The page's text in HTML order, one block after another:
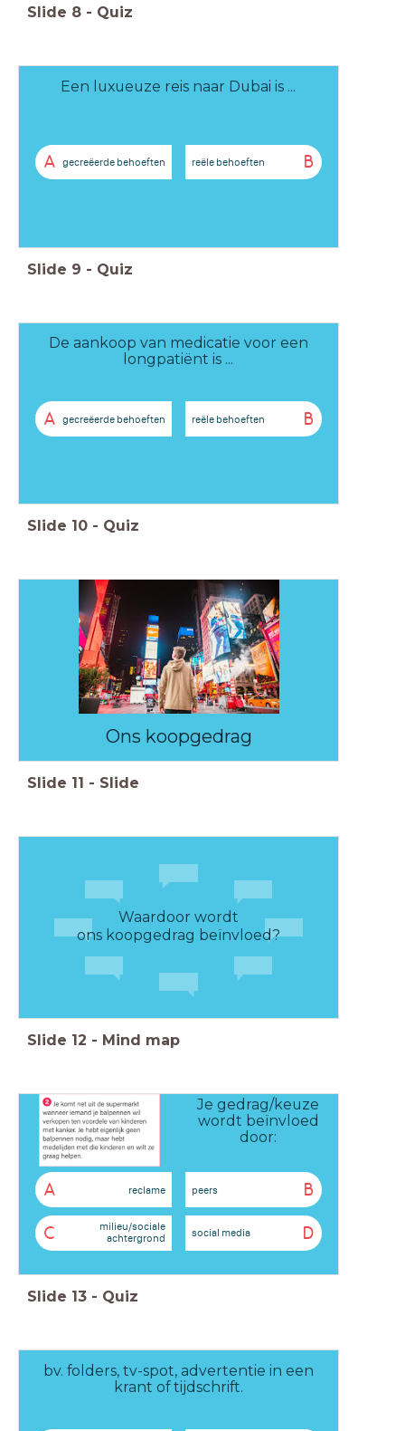
Slide 8 - Quiz
Een luxueuze reis naar Dubai is ...
A gecreëerde behoeften B
reële behoeften
Slide 9 - Quiz
De aankoop van medicatie voor een
longpatiënt is ...
A gecreëerde behoeften B
reële behoeften
Slide 10 - Quiz
Ons koopgedrag
Slide 11 - Slide
Waardoor wordt
ons koopgedrag beïnvloed?
Slide 12 - Mind map
Je gedrag/keuze
wordt beïnvloed
door:
A reclame B
peers
C
milieu/sociale
achtergrond
D
social media
Slide 13 - Quiz
bv. folders, tv-spot, advertentie in een
krant of tijdschrift.